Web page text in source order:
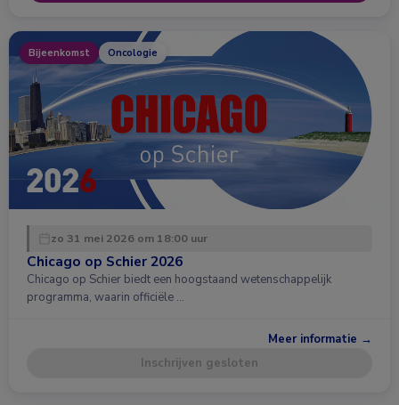
Bijeenkomst Oncologie
zo 31 mei 2026 om 18:00 uur
Chicago op Schier 2026
Chicago op Schier biedt een hoogstaand wetenschappelijk
programma, waarin officiële …
Meer informatie →
Inschrijven gesloten